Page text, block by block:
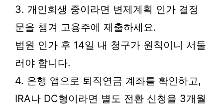
3. 개인회생 중이라면 변제계획 인가 결정
문을 챙겨 고용주에 제출하세요.
법원 인가 후 14일 내 청구가 원칙이니 서둘
러야 합니다.
4. 은행 앱으로 퇴직연금 계좌를 확인하고,
IRA나 DC형이라면 별도 전환 신청을 3개월